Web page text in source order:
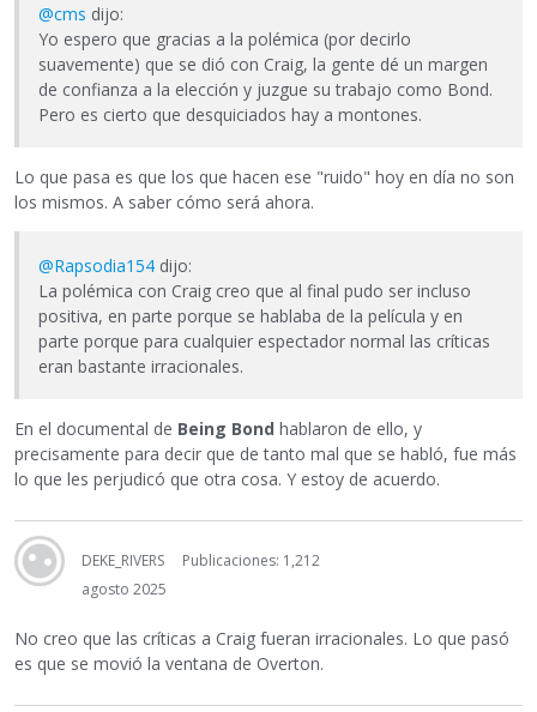
@cms dijo:
Yo espero que gracias a la polémica (por decirlo
suavemente) que se dió con Craig, la gente dé un margen
de confianza a la elección y juzgue su trabajo como Bond.
Pero es cierto que desquiciados hay a montones.
Lo que pasa es que los que hacen ese "ruido" hoy en día no son
los mismos. A saber cómo será ahora.
@Rapsodia154 dijo:
La polémica con Craig creo que al final pudo ser incluso
positiva, en parte porque se hablaba de la película y en
parte porque para cualquier espectador normal las críticas
eran bastante irracionales.
En el documental de Being Bond hablaron de ello, y
precisamente para decir que de tanto mal que se habló, fue más
lo que les perjudicó que otra cosa. Y estoy de acuerdo.
DEKE_RIVERS
Publicaciones: 1,212
agosto 2025
No creo que las críticas a Craig fueran irracionales. Lo que pasó
es que se movió la ventana de Overton.